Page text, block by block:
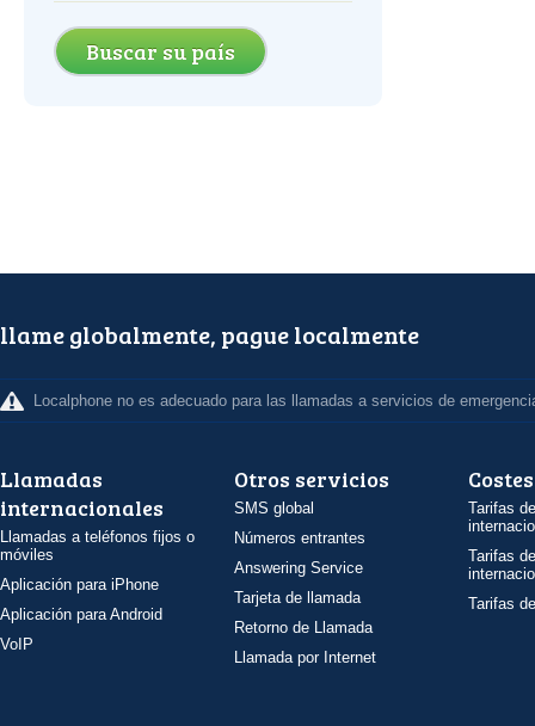
Buscar su país
llame globalmente, pague localmente
Localphone no es adecuado para las llamadas a servicios de
Llamadas
internacionales
Llamadas a teléfonos fijos o
móviles
Aplicación para iPhone
Aplicación para Android
VoIP
Otros servicios
SMS global
Números entrantes
Answering Service
Tarjeta de llamada
Retorno de Llamada
Llamada por Internet
Costes
Tarifas
Tarifas
Tarifas